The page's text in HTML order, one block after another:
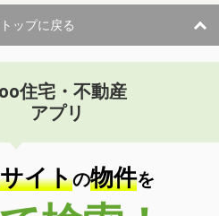
県山口市平井
ップに戻る
住宅・不動産
アプリ
イトの物件を